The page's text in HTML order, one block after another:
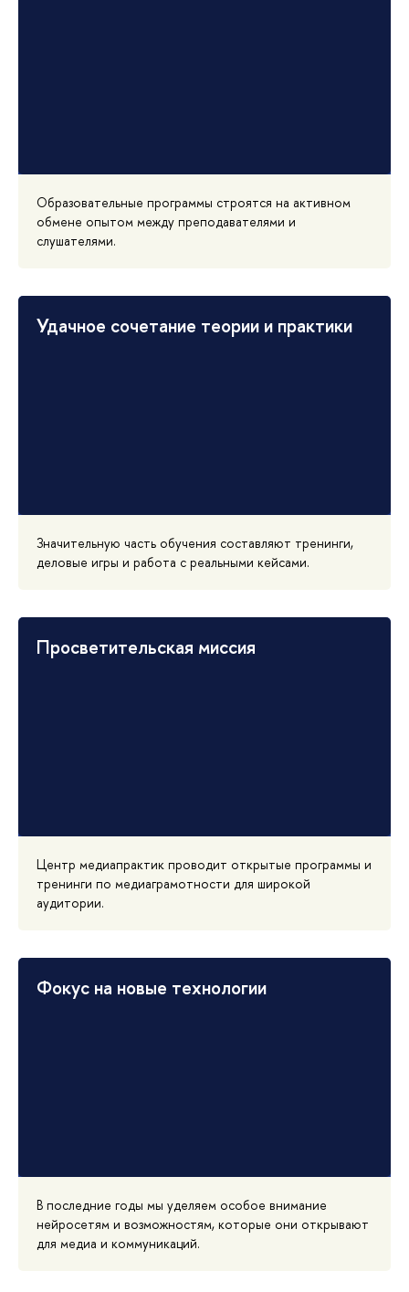
Образовательные программы строятся на активном
обмене опытом между преподавателями и
слушателями.
Удачное сочетание теории и практики
Значительную часть обучения составляют тренинги,
деловые игры и работа с реальными кейсами.
Просветительская миссия
Центр медиапрактик проводит открытые программы и
тренинги по медиаграмотности для широкой
аудитории.
Фокус на новые технологии
В последние годы мы уделяем особое внимание
нейросетям и возможностям, которые они открывают
для медиа и коммуникаций.